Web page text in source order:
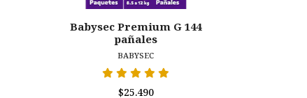
Babysec Premium G 144
pañales
BABYSEC
$25.490